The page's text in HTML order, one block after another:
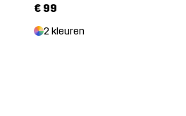
€ 99
2 kleuren